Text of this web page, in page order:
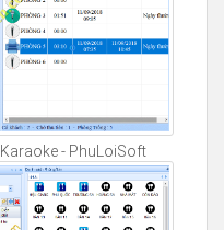
- PhuLoiSoft